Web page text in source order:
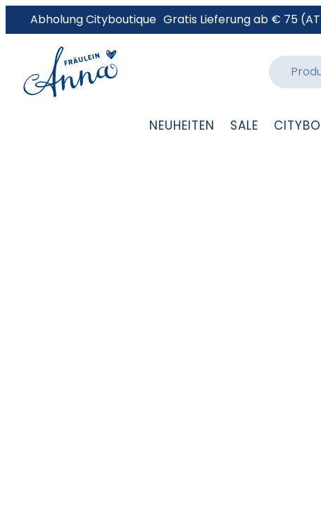
Abholung Cityboutique Gratis Lieferung ab € 75
NEUHEITEN SALE